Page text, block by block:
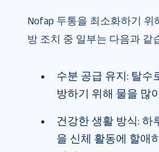
Nofap 두통을 최소화하기 위
방 조치 중 일부는 다음과 같
수분 공급 유지: 탈수
방하기 위해 물을 많
건강한 생활 방식: 하
을 신체 활동에 할애